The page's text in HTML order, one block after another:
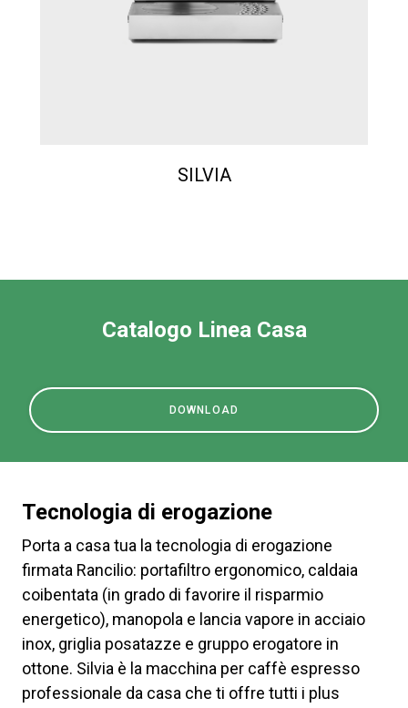
SILVIA
Catalogo Linea Casa
DOWNLOAD
Tecnologia di erogazione
Porta a casa tua la tecnologia di erogazione
firmata Rancilio: portafiltro ergonomico, caldaia
coibentata (in grado di favorire il risparmio
energetico), manopola e lancia vapore in acciaio
inox, griglia posatazze e gruppo erogatore in
ottone. Silvia è la macchina per caffè espresso
professionale da casa che ti offre tutti i plus